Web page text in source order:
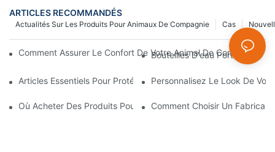
ARTICLES RECOMMANDÉS
Cas
Actualités Sur Les Produits Pour Animaux De Compagnie
Comment Assurer Le Confort De Votre Animal De Compagnie
Bouteilles D'eau Portables 4
Articles Essentiels Pour Protéger Vos Animaux De Compagnie
Personnalisez Le Look De
Où Acheter Des Produits Pour Animaux En Ligne ? Guide Des
Comment Choisir Un